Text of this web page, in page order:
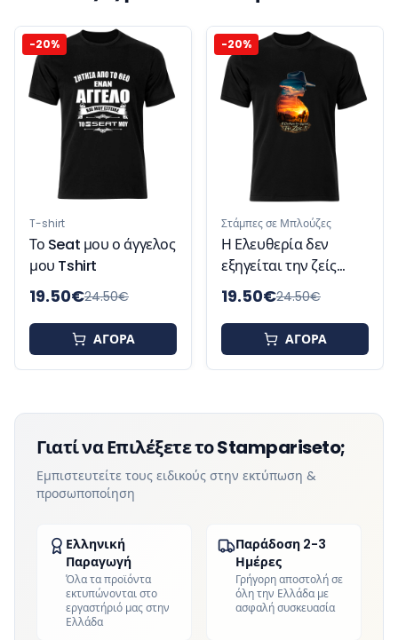
-20
Στάμπες σε Μπλούζες
Η Ελευθερία δεν
εξηγείται την ζείς
Tshirt
19.50€24.50
ΑΓΟΡΑ
-20 %
Στάμπες σε Μπλούζες
Η γκρίνια είναι μέρος
της γοητείας μου
Tshirt
19.50€24.50
ΑΓΟΡΑ
Γιατί να Επιλέξετε το Stampariseto;
Εμπιστευτείτε τους ειδικούς στην εκτύπωση &
προσωποποίηση
Ελληνική
Παραγωγή
Όλα τα προϊόντα
εκτυπώνονται στο
εργαστήριό μας στην
Ελλάδα
Παράδοση 2-3
Ημέρες
Γρήγορη αποστολή σε
όλη την Ελλάδα με
ασφαλή συσκευασία